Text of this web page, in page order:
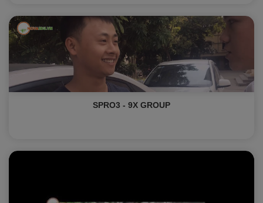
SPRO3 - 9X GROUP